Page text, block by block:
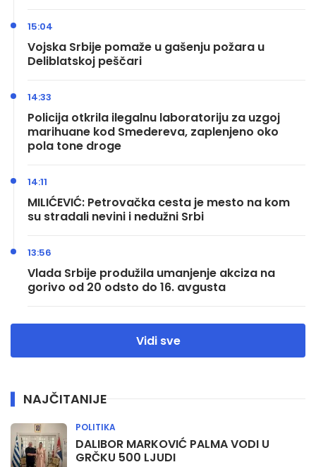
Vojska Srbije pomaže u gašenju požara u
Deliblatskoj peščari
15:04
Policija otkrila ilegalnu laboratoriju za uzgoj
marihuane kod Smedereva, zaplenjeno oko
pola tone droge
14:33
MILIĆEVIĆ: Petrovačka cesta je mesto na kom
su stradali nevini i nedužni Srbi
14:11
Vlada Srbije produžila umanjenje akciza na
gorivo od 20 odsto do 16. avgusta
13:56
Vidi sve
NAJČITANIJE
DALIBOR MARKOVIĆ PALMA VODI U
GRČKU 500 LJUDI
POLITIKA